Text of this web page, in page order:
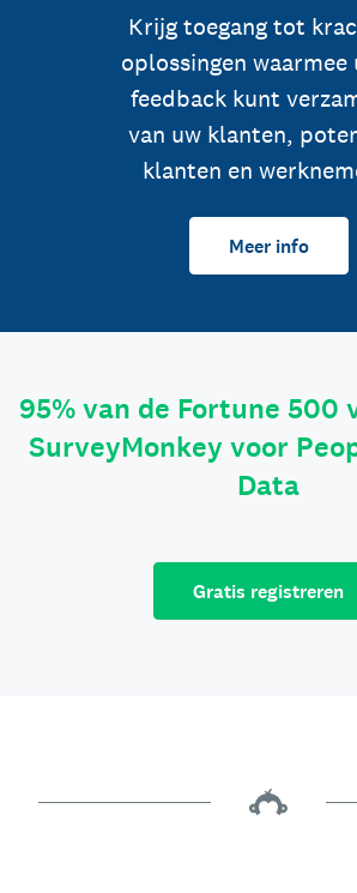
Krijg toegang tot
oplossingen waarmee
feedback kunt
van uw klanten,
klanten en
Meer info
95% van de Fortune 500
SurveyMonkey voor
Data
Gratis registreren